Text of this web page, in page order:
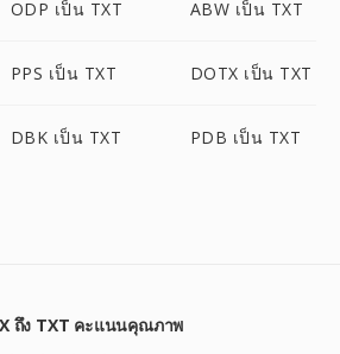
ODP เป็น TXT ABW เป็น TXT
PPS เป็น TXT DOTX เป็น TXT
DBK เป็น TXT PDB เป็น TXT
ถึง TXT คะแนนคุณภาพ